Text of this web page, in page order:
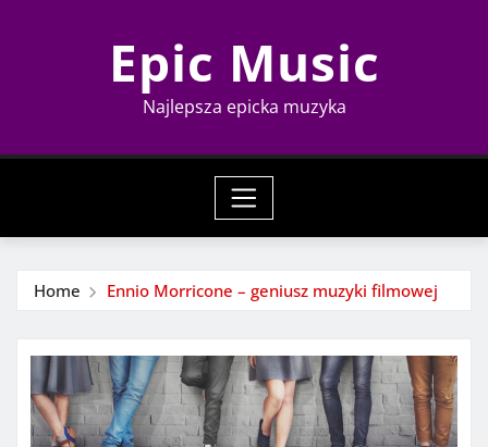
Epic Music
Najlepsza epicka muzyka
Home Ennio Morricone – geniusz muzyki filmowej